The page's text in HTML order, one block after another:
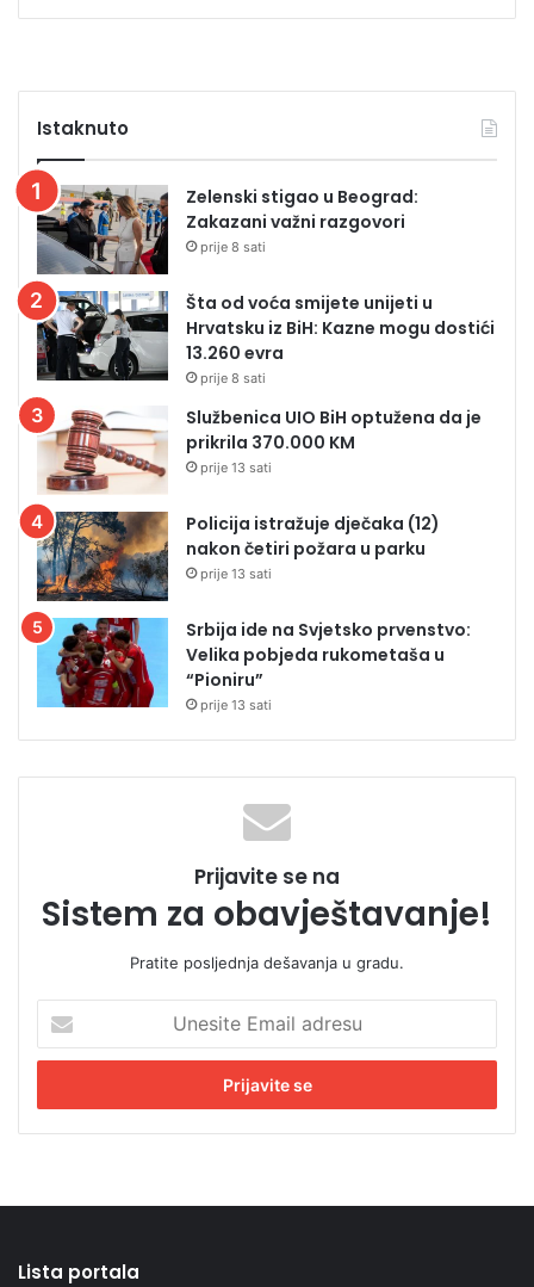
Istaknuto
Zelenski stigao u Beograd:
Zakazani važni razgovori
prije 8 sati
Šta od voća smijete unijeti u
Hrvatsku iz BiH: Kazne mogu dostići
13.260 evra
prije 8 sati
Službenica UIO BiH optužena da je
prikrila 370.000 KM
prije 13 sati
Policija istražuje dječaka (12)
nakon četiri požara u parku
prije 13 sati
Srbija ide na Svjetsko prvenstvo:
Velika pobjeda rukometaša u
“Pioniru”
prije 13 sati
Prijavite se na
Sistem za obavještavanje!
Pratite posljednja dešavanja u gradu.
Email
adresu
Lista portala